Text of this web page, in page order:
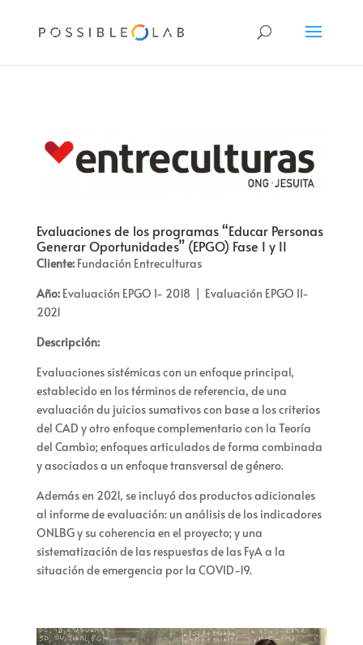
Evaluaciones de los programas “Educar Personas
Generar Oportunidades” (EPGO) Fase I y II
Cliente: Fundación Entreculturas
Año: Evaluación EPGO I- 2018 | Evaluación EPGO II-
2021
Descripción:
Evaluaciones sistémicas con un enfoque principal,
establecido en los términos de referencia, de una
evaluación du juicios sumativos con base a los criterios
del CAD y otro enfoque complementario con la Teoría
del Cambio; enfoques articulados de forma combinada
y asociados a un enfoque transversal de género.
Además en 2021, se incluyó dos productos adicionales
al informe de evaluación: un análisis de los indicadores
ONLBG y su coherencia en el proyecto; y una
sistematización de las respuestas de las FyA a la
situación de emergencia por la COVID-19.